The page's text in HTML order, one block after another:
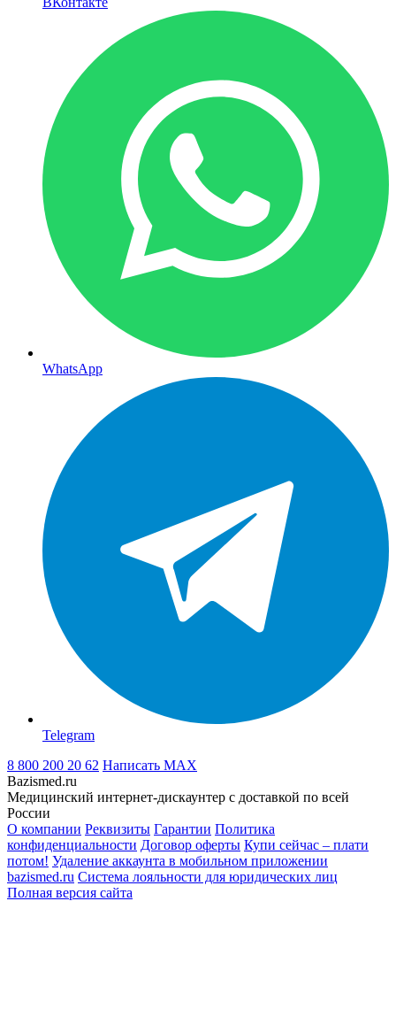
WhatsApp
Telegram
8 800 200 20 62 Написать MAX
Bazismed.ru
Медицинский интернет-дискаунтер с доставкой по всей
России
О компании Реквизиты Гарантии Политика
конфиденциальности Договор оферты Купи сейчас – плати
потом! Удаление аккаунта в мобильном приложении
bazismed.ru Система лояльности для юридических лиц
Полная версия сайта